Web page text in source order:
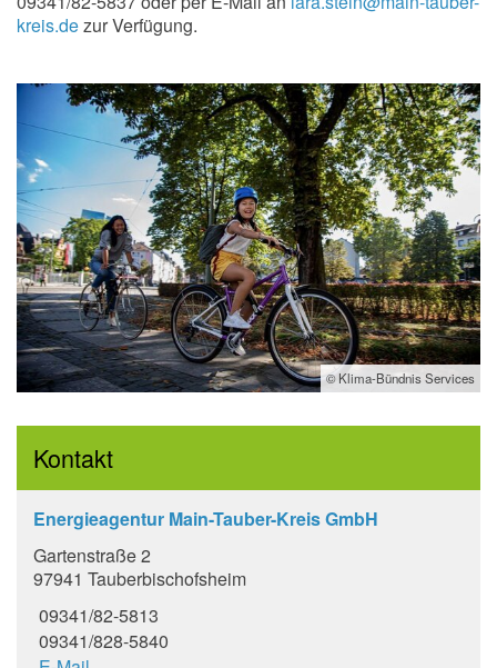
kreis.dezur Verfügung.
© Klima-Bündnis Services
Kontakt
Energieagentur Main-Tauber-Kreis GmbH
Gartenstraße 2
97941 Tauberbischofsheim
09341/82-5813
09341/828-5840